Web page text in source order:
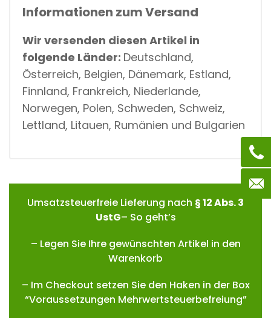
Informationen zum Versand
Wir versenden diesen Artikel in
folgende Länder: Deutschland,
Österreich, Belgien, Dänemark, Estland,
Finnland, Frankreich, Niederlande,
Norwegen, Polen, Schweden, Schweiz,
Lettland, Litauen, Rumänien und Bulgarien
Umsatzsteuerfreie Lieferung nach § 12 Abs. 3
UstG– So geht’s
– Legen Sie Ihre gewünschten Artikel in den
Warenkorb
– Im Checkout setzen Sie den Haken in der Box
“Voraussetzungen Mehrwertsteuerbefreiung”